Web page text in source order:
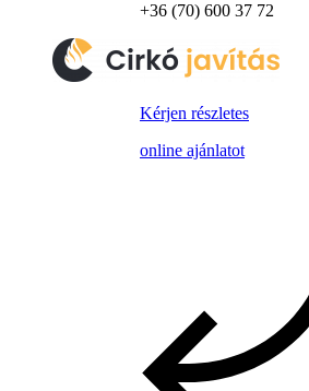
+36 (70) 600 37 72
Kérjen részletes
online ajánlatot